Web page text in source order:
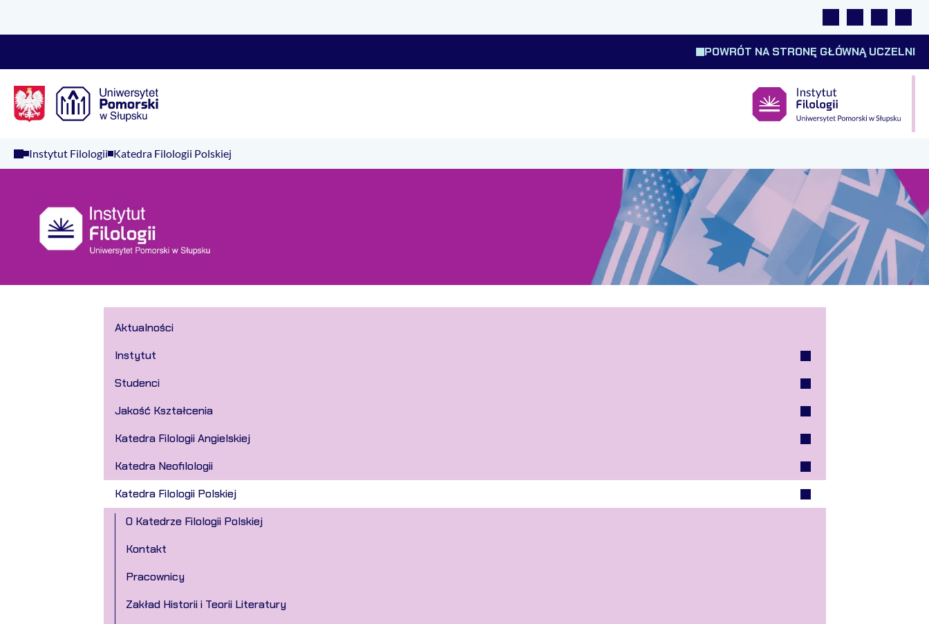
Linki Wyszukiwarka
Tłumacz
POWRÓT NA STRONĘ GŁÓWNĄ UCZELNI
Instytut Filologii Katedra Filologii Polskiej
Aktualności
Instytut
Studenci
Jakość Kształcenia
Katedra Filologii Angielskiej
Katedra Neofilologii
Katedra Filologii Polskiej
O Katedrze Filologii Polskiej
Kontakt
Pracownicy
Zakład Historii i Teorii Literatury